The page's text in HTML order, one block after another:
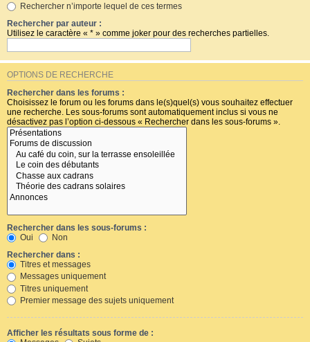
Rechercher n’importe lequel de ces termes
Rechercher par auteur :
Utilisez le caractère « * » comme joker pour des recherches partielles.
OPTIONS DE RECHERCHE
Rechercher dans les forums :
Choisissez le forum ou les forums dans le(s)quel(s) vous souhaitez effectuer
une recherche. Les sous-forums sont automatiquement inclus si vous ne
désactivez pas l’option ci-dessous « Rechercher dans les sous-forums ».
Rechercher dans les sous-forums :
Oui
Non
Rechercher dans :
Titres et messages
Messages uniquement
Titres uniquement
Premier message des sujets uniquement
Afficher les résultats sous forme de :